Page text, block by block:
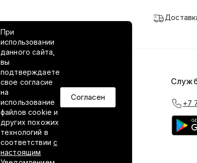
При
использовании
данного сайта,
вы
подтверждаете
свое согласие
на
использование
файлов cookie и
других похожих
технологий в
соответствиис
настоящим
Согласен
VILED в соцсетях
+7